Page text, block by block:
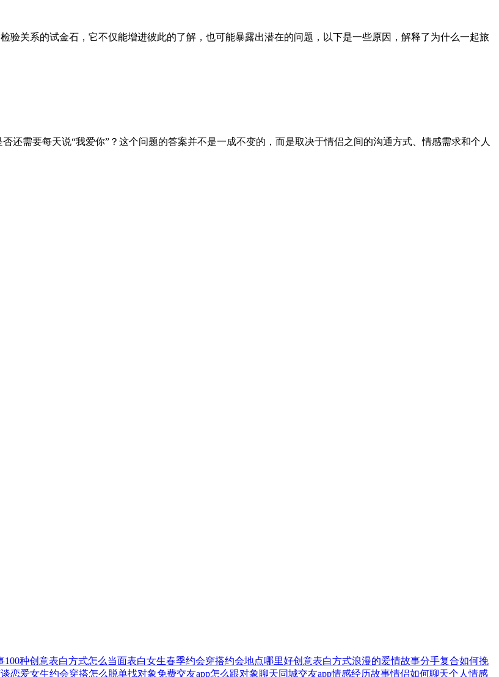
验关系的试金石，它不仅能增进彼此的了解，也可能暴露出潜在的问题，以下是一些原因，解释了为什么一起旅
还需要每天说“我爱你”？这个问题的答案并不是一成不变的，而是取决于情侣之间的沟通方式、情感需求和个人
100种创意表白方式怎么当面表白女生春季约会穿搭约会地点哪里好创意表白方式浪漫的爱情故事分手复合如何挽
恋爱女生约会穿搭怎么脱单找对象免费交友app怎么跟对象聊天同城交友app情感经历故事情侣如何聊天个人情感